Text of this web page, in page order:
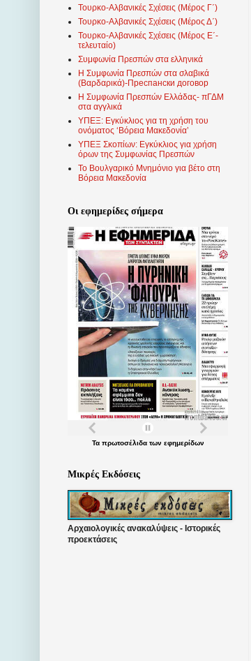
Τουρκο-Αλβανικές Σχέσεις (Μέρος Γ΄)
Τουρκο-Αλβανικές Σχέσεις (Μέρος Δ΄)
Τουρκο-Αλβανικές Σχέσεις (Μέρος Ε΄-
τελευταίο)
Συμφωνία Πρεσπών στα ελληνικά
Η Συμφωνία Πρεσπών στα σλαβικά
(Βαρδαρικά)-Преспански договор
Η Συμφωνία Πρεσπών Ελλάδας- πΓΔΜ
στα αγγλικά
ΥΠΕΞ: Εγκύκλιος για τη χρήση του
ονόματος ‘Βόρεια Μακεδονία’
ΥΠΕΞ Σκοπίων: Εγκύκλιος για χρήση
όρων της Συμφωνίας Πρεσπών
Το Βουλγαρικό Μνημόνιο για βέτο στη
Βόρεια Μακεδονία
Οι εφημερίδες σήμερα
Τα πρωτοσέλιδατων εφημερίδων
Μικρές Εκδόσεις
Αρχαιολογικές ανακαλύψεις - Ιστορικές
προεκτάσεις